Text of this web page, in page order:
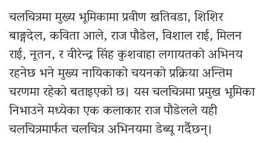
चलचित्रमा मुख्य भूमिकामा प्रवीण खतिवडा, शिशिर
बाङ्गदेल, कविता आले, राज पौडेल, विशाल राई, मिलन
राई, नूतन, र वीरेन्द्र सिंह कुशवाहा लगायतको अभिनय
रहनेछ भने मुख्य नायिकाको चयनको प्रक्रिया अन्तिम
चरणमा रहेको बताइएको छ। यस चलचित्रमा प्रमुख भूमिका
निभाउने मध्येका एक कलाकार राज पौडेलले यही
चलचित्रमार्फत चलचित्र अभिनयमा डेब्यू गर्दैछन्।